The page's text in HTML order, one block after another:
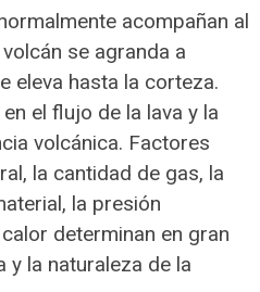
acompañan al
se agranda a
eleva hasta la corteza.
el flujo de la lava y la
volcánica. Factores
la cantidad de gas, la
la presión
determinan en gran
y la naturaleza de la